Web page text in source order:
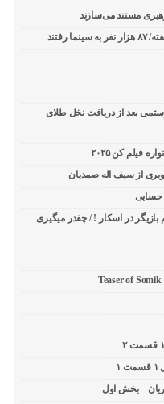
مستند می‌سازند
رفتند
بعد از دریافت نخل طلای
فیلم کن ۲۰۲۵
از سیف اله صمدیان
در اسکار ! / چقدر میگیری
Teaser of
– بخش اول